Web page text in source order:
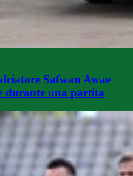
Safwan Awae
durante una partita